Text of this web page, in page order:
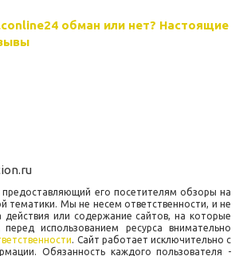
обман или нет? Настоящие
его посетителям обзоры на
тематики. Мы не несем ответственности, и не
или содержание сайтов, на которые
использованием ресурса внимательно
. Сайт работает исключительно с
Обязанность каждого пользователя -